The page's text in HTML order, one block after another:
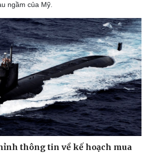
ngầm của Mỹ.
thông tin về kế hoạch mua